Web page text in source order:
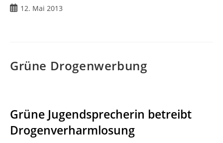
Beitrag12. Mai 2013
Grüne Drogenwerbung
Grüne Jugendsprecherin betreibt
Drogenverharmlosung